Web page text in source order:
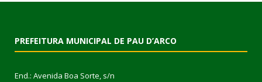
PREFEITURA MUNICIPAL DE PAU D’ARCO
End.: Avenida Boa Sorte, s/n